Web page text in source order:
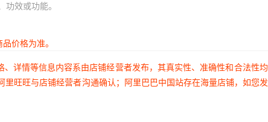
效或功能。
价格为准。
详情等信息内容系由店铺经营者发布，其真实性、准确性和合法性
旺旺与店铺经营者沟通确认；阿里巴巴中国站存在海量店铺，如您